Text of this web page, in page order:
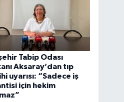
Tabip Odası
Aksaray’dan tıp
uyarısı: “Sadece iş
için hekim